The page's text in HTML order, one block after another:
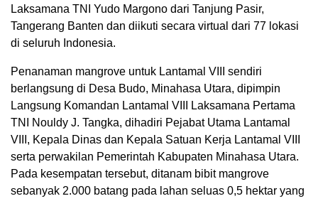
Laksamana TNI Yudo Margono dari Tanjung Pasir,
Tangerang Banten dan diikuti secara virtual dari 77 lokasi
di seluruh Indonesia.
Penanaman mangrove untuk Lantamal VIII sendiri
berlangsung di Desa Budo, Minahasa Utara, dipimpin
Langsung Komandan Lantamal VIII Laksamana Pertama
TNI Nouldy J. Tangka, dihadiri Pejabat Utama Lantamal
VIII, Kepala Dinas dan Kepala Satuan Kerja Lantamal VIII
serta perwakilan Pemerintah Kabupaten Minahasa Utara.
Pada kesempatan tersebut, ditanam bibit mangrove
sebanyak 2.000 batang pada lahan seluas 0,5 hektar yang